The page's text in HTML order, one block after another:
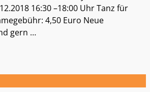
16:30 –18:00 Uhr Tanz für
4,50 Euro Neue
gern …